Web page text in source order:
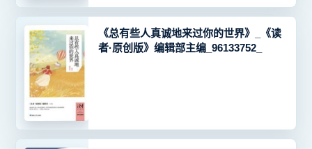
《总有些人真诚地来过你的世界》_《读
者·原创版》编辑部主编_96133752_